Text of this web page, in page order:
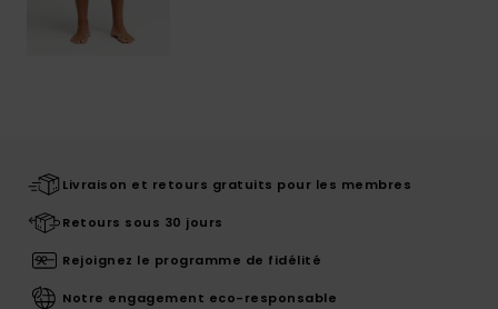
Livraison et retours gratuits pour les membres
Retours sous 30 jours
Rejoignez le programme de fidélité
Notre engagement eco-responsable